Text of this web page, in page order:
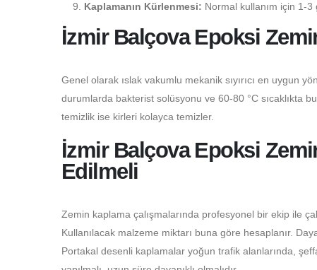
Kaplamanın Kürlenmesi: Normal kullanım için 1-
İzmir Balçova Epoksi
Genel olarak ıslak vakumlu mekanik sıyırıcı en uygun
durumlarda bakterist solüsyonu ve 60-80 °C sıcaklıkta
temizlik ise kirleri kolayca temizler.
İzmir Balçova Epoksi
Edilmeli
Zemin kaplama çalışmalarında profesyonel bir ekip ile
Kullanılacak malzeme miktarı buna göre hesaplanır.
Portakal desenli kaplamalar yoğun trafik alanlarında,